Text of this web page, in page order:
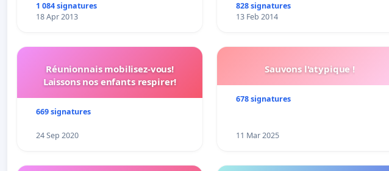
1 084 signatures
18 Apr 2013
828 signatures
13 Feb 2014
Réunionnais mobilisez-vous!
Laissons nos enfants respirer!
669 signatures
24 Sep 2020
Sauvons l'atypique !
678 signatures
11 Mar 2025